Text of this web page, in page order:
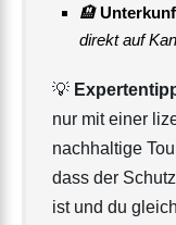
🏨
direkt auf
💡
nur mit einer
nachhaltige
dass der
ist und du